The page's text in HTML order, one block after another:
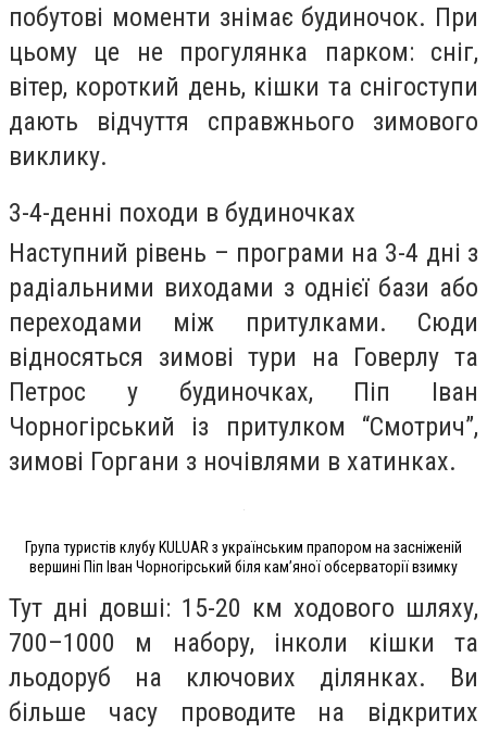
побутові моменти знімає будиночок. При
цьому це не прогулянка парком: сніг,
вітер, короткий день, кішки та снігоступи
дають відчуття справжнього зимового
виклику.
3-4-денні походи в будиночках
Наступний рівень – програми на 3-4 дні з
радіальними виходами з однієї бази або
переходами між притулками. Сюди
відносяться зимові тури на Говерлу та
Петрос у будиночках, Піп Іван
Чорногірський із притулком “Смотрич”,
зимові Горгани з ночівлями в хатинках.
Група туристів клубу KULUAR з українським прапором на засніженій
вершині Піп Іван Чорногірський біля кам’яної обсерваторії взимку
Тут дні довші: 15-20 км ходового шляху,
700–1000 м набору, інколи кішки та
льодоруб на ключових ділянках. Ви
більше часу проводите на відкритих